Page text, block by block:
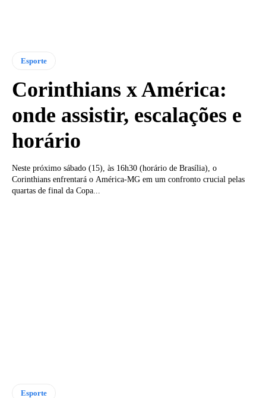
Esporte
Corinthians x América:
onde assistir, escalações e
horário
Neste próximo sábado (15), às 16h30 (horário de Brasília), o
Corinthians enfrentará o América-MG em um confronto crucial pelas
quartas de final da Copa...
Esporte